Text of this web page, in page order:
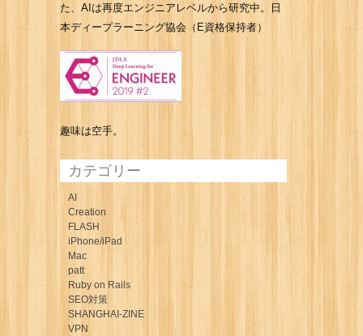
た、AIは再度エンジニアレベルから研究中。日
本ディープラーニング協会（E資格保持者）
趣味は空手。
カテゴリー
AI
Creation
FLASH
iPhone/iPad
Mac
patt
Ruby on Rails
SEO対策
SHANGHAI-ZINE
VPN